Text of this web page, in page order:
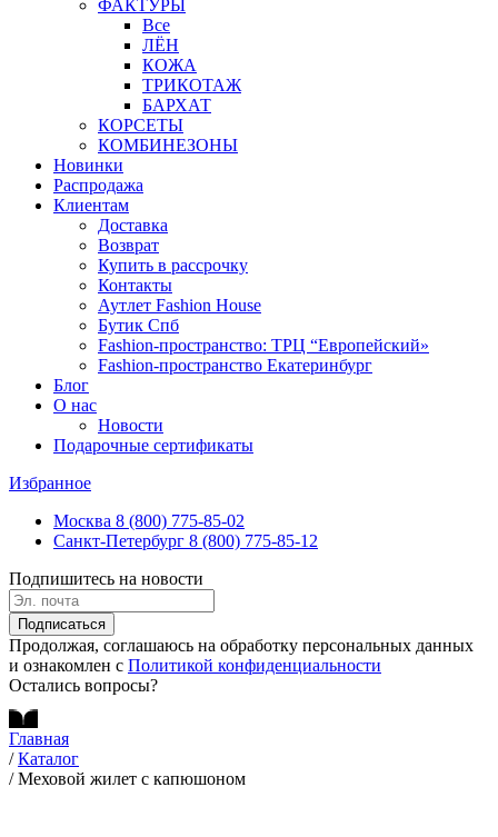
ФАКТУРЫ
Все
ЛЁН
КОЖА
ТРИКОТАЖ
БАРХАТ
КОРСЕТЫ
КОМБИНЕЗОНЫ
Новинки
Распродажа
Клиентам
Доставка
Возврат
Купить в рассрочку
Контакты
Аутлет Fashion House
Бутик Спб
Fashion-пространство: ТРЦ “Европейский»
Fashion-пространство Екатеринбург
Блог
О нас
Новости
Подарочные сертификаты
Избранное
Москва 8 (800) 775-85-02
Санкт-Петербург 8 (800) 775-85-12
Подпишитесь на новости
Подписаться
Продолжая, соглашаюсь на обработку персональных данных
и ознакомлен с Политикой конфиденциальности
Остались вопросы?
Главная
/ Каталог
/ Меховой жилет с капюшоном